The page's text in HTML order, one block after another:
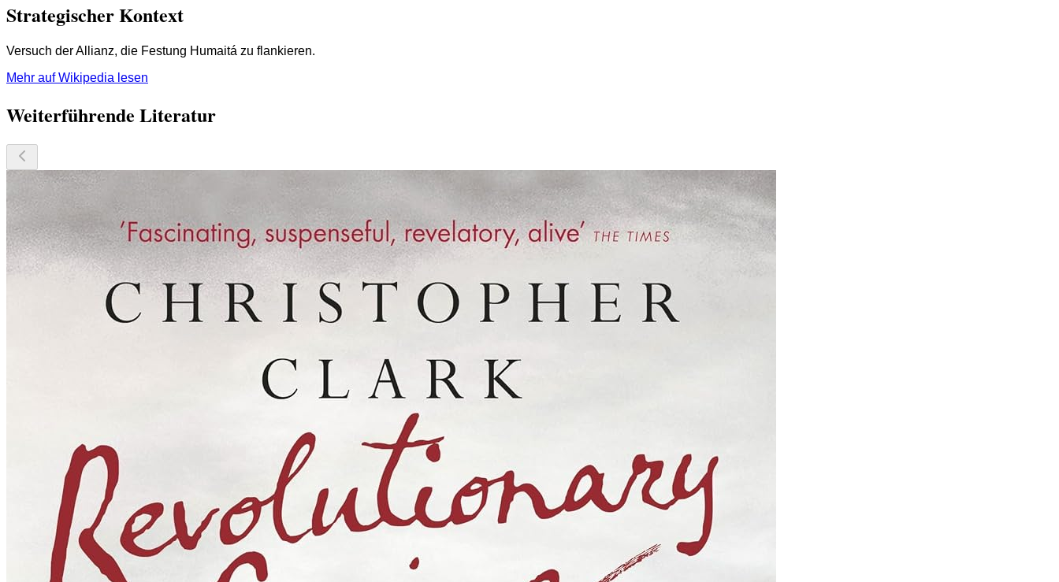
Strategischer Kontext
Versuch der Allianz, die Festung Humaitá zu flankieren.
Mehr auf Wikipedia lesen
Weiterführende Literatur